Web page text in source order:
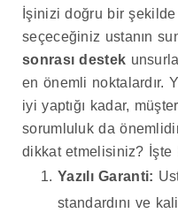
İşinizi doğru bir
seçeceğiniz ustanın
sonrası destek
en önemli noktalardır.
iyi yaptığı kadar,
sorumluluk da
dikkat etmelisiniz? İşte
Yazılı Garanti:
standardını ve